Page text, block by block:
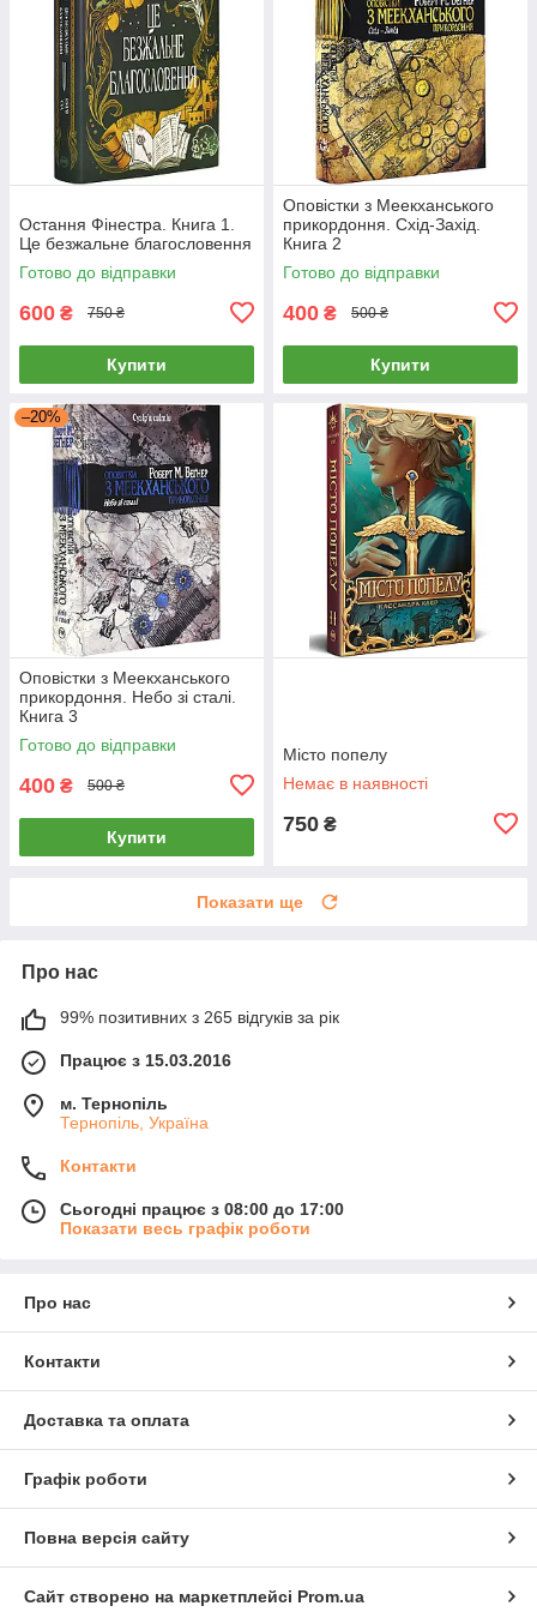
Остання Фінестра. Книга 1.
Це безжальне благословення
Готово до відправки
600 ₴ 750 ₴
Купити
Оповістки з Меекханського
прикордоння. Схід-Захід.
Книга 2
Готово до відправки
400 ₴ 500 ₴
Купити
–20%
Оповістки з Меекханського
прикордоння. Небо зі сталі.
Книга 3
Готово до відправки
400 ₴ 500 ₴
Купити
Місто попелу
Немає в наявності
750 ₴
Показати ще
Про нас
99% позитивних з 265 відгуків за рік
Працює з 15.03.2016
м. Тернопіль
Тернопіль, Україна
Контакти
Сьогодні працює з 08:00 до 17:00
Показати весь графік роботи
Про нас
Контакти
Доставка та оплата
Графік роботи
Повна версія сайту
Сайт створено на маркетплейсі Prom.ua